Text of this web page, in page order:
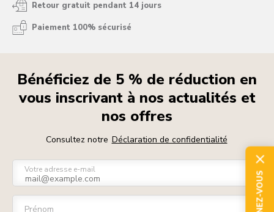
Retour gratuit pendant 14 jours
Paiement 100% sécurisé
Bénéficiez de 5 % de réduction en
vous inscrivant à nos actualités et
nos offres
Consultez notre Déclaration de confidentialité
Votre adresse e-mail
Prénom